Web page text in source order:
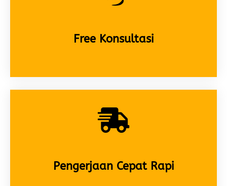
Free Konsultasi
Pengerjaan Cepat Rapi